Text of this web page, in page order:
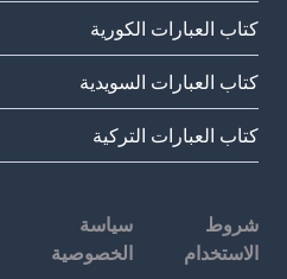
كتاب العبارات الكورية
كتاب العبارات السويدية
كتاب العبارات التركية
شروط
الاستخدام
سياسة
الخصوصية